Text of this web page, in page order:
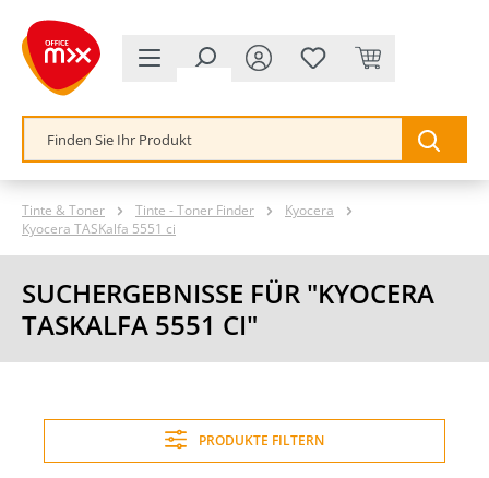
springen
Tinte & Toner Tinte - Toner Finder
Kyocera
Kyocera TASKalfa 5551 ci
SUCHERGEBNISSE FÜR "KYOCERA
TASKALFA 5551 CI"
PRODUKTE FILTERN